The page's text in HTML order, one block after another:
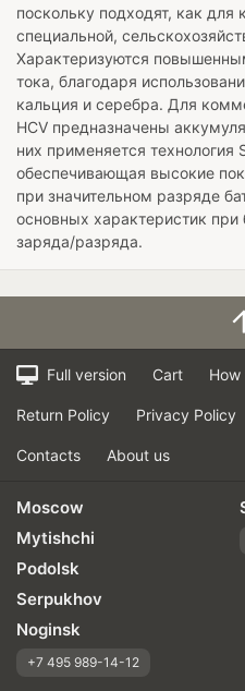
поскольку подходят, как для
специальной,
Характеризуются
тока, благодаря
кальция и серебра. Для
HCV предназначены
них применяется технология
обеспечивающая высокие
при значительном разряде
основных характеристик
заряда/разряда.
Full version Cart How
Return Policy Privacy Policy
Contacts About us
Moscow
Mytishchi
Podolsk
Serpukhov
Noginsk
+7 495 989-14-12